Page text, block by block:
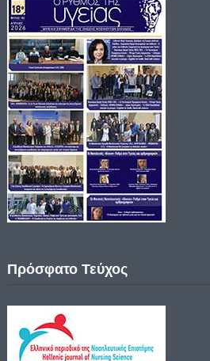
Πρόσφατο Τεύχος